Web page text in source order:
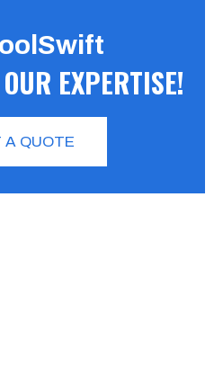
EXPERTISE!
A QUOTE